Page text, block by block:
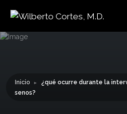
Leyendo:
intervención de reducción de
Inicio ►
¿qué ocurre durante la
senos?